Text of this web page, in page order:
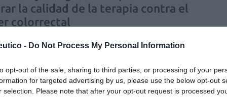
- Do Not Process My Personal Information
opt-out of the sale, sharing to third parties, or processing of your
for targeted advertising by us, please use the below opt-out
selection. Please note that after your opt-out request is processed
la calidad de la terapia contra el
colorrectal
de la Universidad de Barcelona identifica por primera
que presentan las células cancerosas al
palbociclib en modelos de cáncer colorrectal.